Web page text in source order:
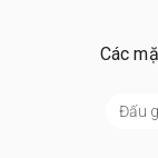
Các
Đấu